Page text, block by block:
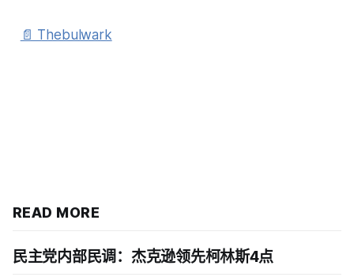
📄 Thebulwark
READ MORE
民主党内部民调：杰克逊领先柯林斯4点